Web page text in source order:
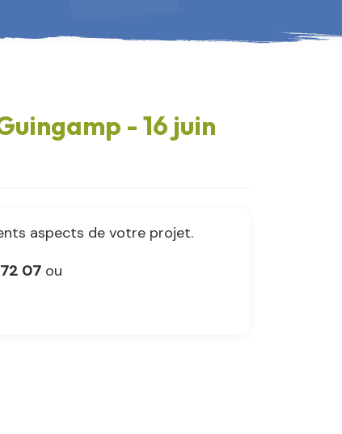
- 16 juin
aspects de votre projet.
07 ou